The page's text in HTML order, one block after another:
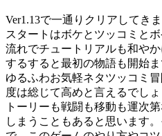
Ver1.13で一通りクリアしてきま
スタートはボケとツッコミと
流れでチュートリアルも和や
するすると最初の物語も開始
ゆるふわお気軽ネタツッコミ
度は総じて高めと言えるでし
トーリーも戦闘も移動も運次
しまうこともあると思います